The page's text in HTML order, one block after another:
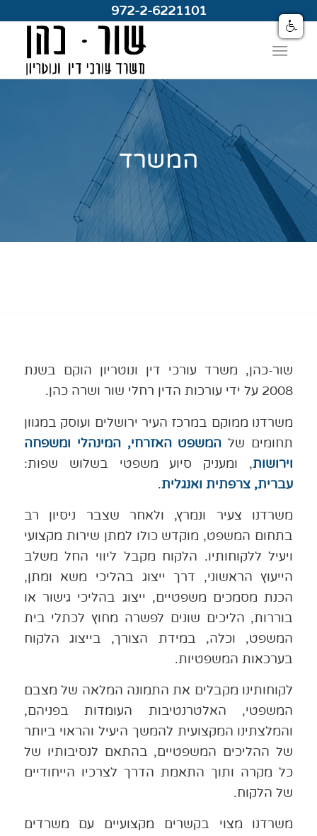
972-2-6221101
המשרד
שור-כהן, משרד עורכי דין ונוטריון הוקם בשנת
2008 על ידי עורכות הדין רחלי שור ושרה כהן.
משרדנו ממוקם במרכז העיר ירושלים ועוסק במגוון
תחומים של המשפט האזרחי, המינהלי ומשפחה
וירושות, ומעניק סיוע משפטי בשלוש שפות:
עברית, צרפתית ואנגלית.
משרדנו צעיר ונמרץ, ולאחר שצבר ניסיון רב
בתחום המשפט, מוקדש כולו למתן שירות מקצועי
ויעיל ללקוחותיו. הלקוח מקבל ליווי החל משלב
הייעוץ הראשוני, דרך ייצוג בהליכי משא ומתן,
הכנת מסמכים משפטיים, ייצוג בהליכי גישור או
בוררות, הליכים שונים לפשרה מחוץ לכתלי בית
המשפט, וכלה, במידת הצורך, בייצוג הלקוח
בערכאות המשפטיות.
לקוחותינו מקבלים את התמונה המלאה של מצבם
המשפטי, האלטרנטיבות העומדות בפניהם,
והמלצתינו המקצועית להמשך היעיל והראוי ביותר
של ההליכים המשפטיים, בהתאם לנסיבותיו של
כל מקרה ותוך התאמת הדרך לצרכיו הייחודיים
של הלקוח.
משרדנו מצוי בקשרים מקצועיים עם משרדים